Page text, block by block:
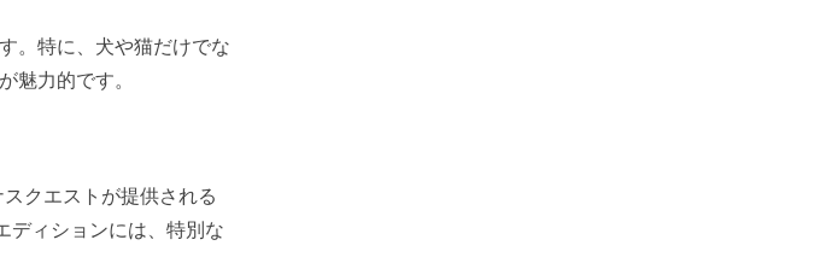
。特に、犬や猫だけでな
魅力的です。
クエストが提供される
ディションには、特別な